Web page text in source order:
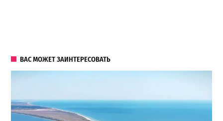
ВАС МОЖЕТ ЗАИНТЕРЕСОВАТЬ